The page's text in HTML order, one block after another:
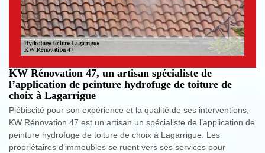
KW Rénovation 47, un artisan spécialiste de
l’application de peinture hydrofuge de toiture de
choix à Lagarrigue
Plébiscité pour son expérience et la qualité de ses interventions,
KW Rénovation 47 est un artisan un spécialiste de l’application de
peinture hydrofuge de toiture de choix à Lagarrigue. Les
propriétaires d’immeubles se ruent vers ses services pour